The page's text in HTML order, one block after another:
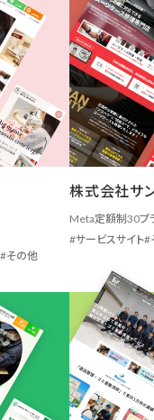
その他
株式会社サ
Meta定額制30プ
サービスサイト